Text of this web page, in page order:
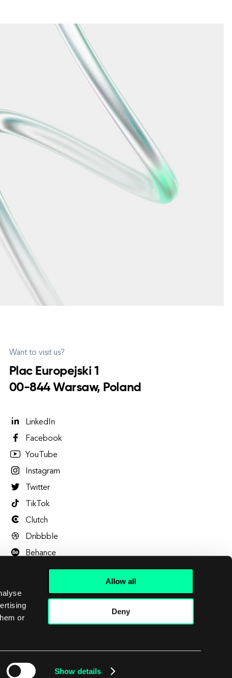
or
Show details
Allow all
Deny
Want to visit us?
Plac Europejski 1
00-844 Warsaw, Poland
LinkedIn
Facebook
YouTube
Instagram
Twitter
TikTok
Clutch
Dribbble
Behance